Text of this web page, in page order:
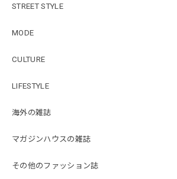
STREET STYLE
MODE
CULTURE
LIFESTYLE
海外の雑誌
マガジンハウスの雑誌
その他のファッション誌